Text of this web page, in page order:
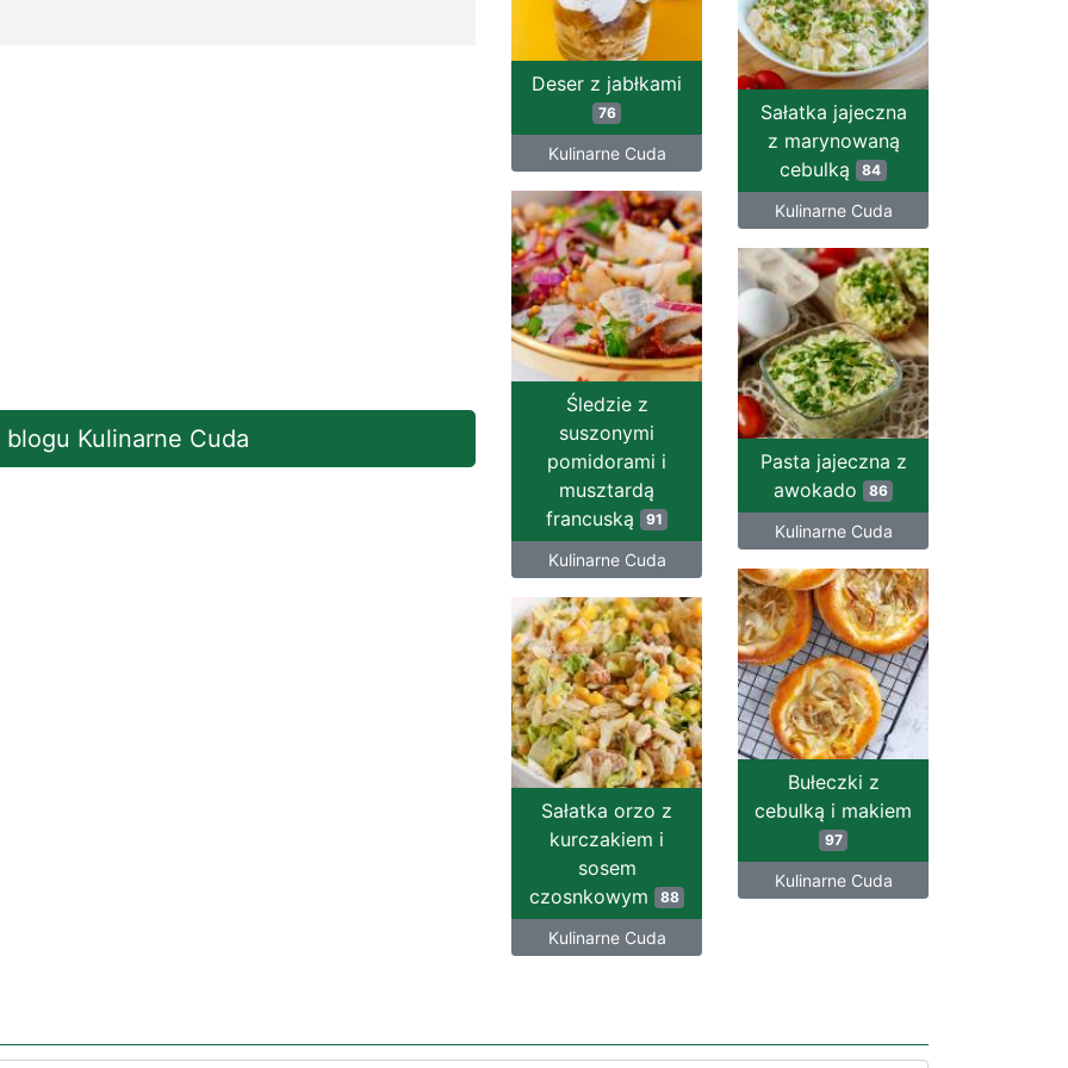
Kulinarne Cuda
Deser z jabłkami
76
Kulinarne Cuda
Sałatka jajeczna
z marynowaną
cebulką 84
Kulinarne Cuda
Śledzie z
suszonymi
pomidorami i
musztardą
francuską
91
Kulinarne Cuda
Pasta jajeczna z
awokado
86
Kulinarne Cuda
Bułeczki z
cebulką i makiem
97
Kulinarne Cuda
Sałatka orzo z
kurczakiem i
sosem
czosnkowym
88
Kulinarne Cuda